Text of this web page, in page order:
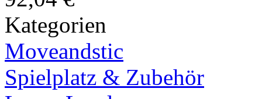
Kategorien
Moveandstic
Spielplatz & Zubehör